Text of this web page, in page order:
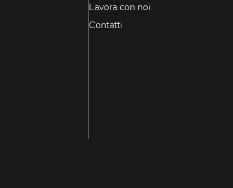
Lavora con noi
Contatti